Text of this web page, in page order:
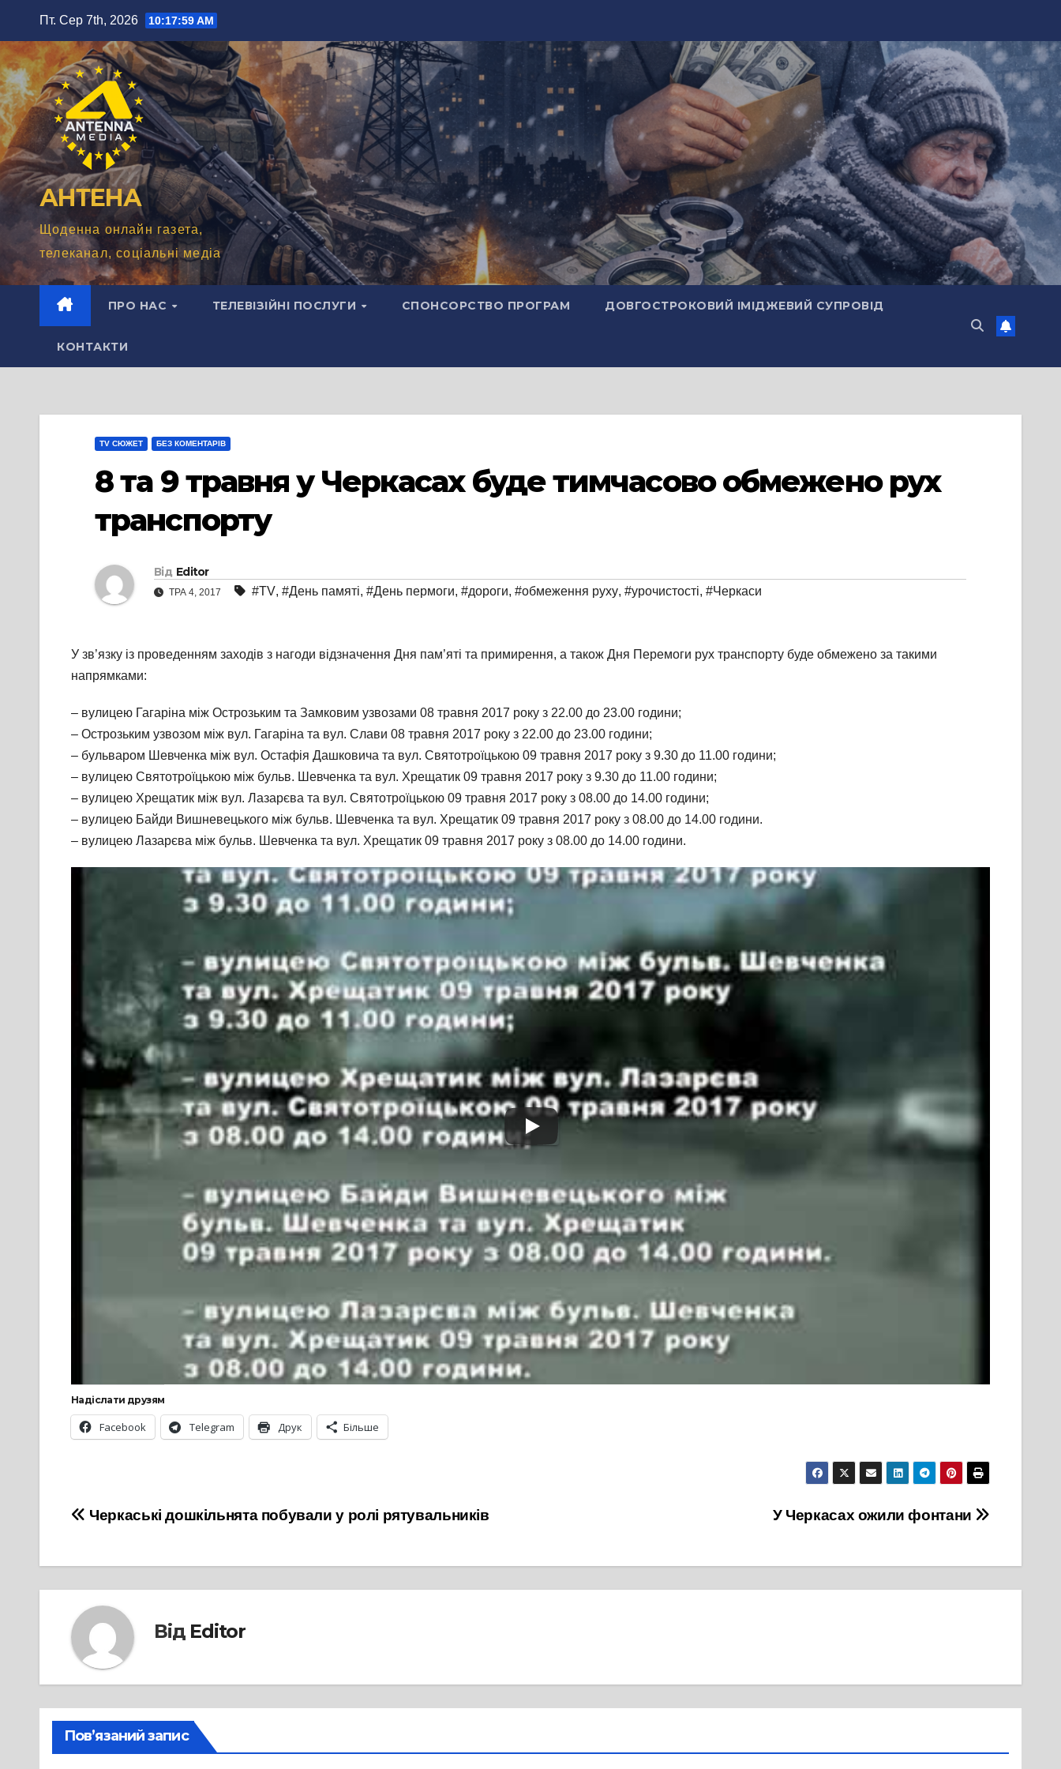
вмісту
Пт. Сер 7th, 2026 10:18:01 AM
АНТЕНА
Щоденна онлайн газета,
телеканал, соціальні медіа
ПРО НАС ТЕЛЕВІЗІЙНІ ПОСЛУГИ СПОНСОРСТВО ПРОГРАМ ДОВГОСТРОКОВИЙ ІМІДЖЕВИЙ СУПРОВІД
КОНТАКТИ
TV СЮЖЕТ БЕЗ КОМЕНТАРІВ
8 та 9 травня у Черкасах буде тимчасово обмежено рух
транспорту
Від Editor
ТРА 4, 2017 #TV, #День памяті, #День пермоги, #дороги, #обмеження руху, #урочистості, #Черкаси
У зв’язку із проведенням заходів з нагоди відзначення Дня пам’яті та примирення, а також Дня Перемоги рух транспорту буде обмежено за такими
напрямками:
– вулицею Гагаріна між Острозьким та Замковим узвозами 08 травня 2017 року з 22.00 до 23.00 години;
– Острозьким узвозом між вул. Гагаріна та вул. Слави 08 травня 2017 року з 22.00 до 23.00 години;
– бульваром Шевченка між вул. Остафія Дашковича та вул. Святотроїцькою 09 травня 2017 року з 9.30 до 11.00 години;
– вулицею Святотроїцькою між бульв. Шевченка та вул. Хрещатик 09 травня 2017 року з 9.30 до 11.00 години;
– вулицею Хрещатик між вул. Лазарєва та вул. Святотроїцькою 09 травня 2017 року з 08.00 до 14.00 години;
– вулицею Байди Вишневецького між бульв. Шевченка та вул. Хрещатик 09 травня 2017 року з 08.00 до 14.00 години.
– вулицею Лазарєва між бульв. Шевченка та вул. Хрещатик 09 травня 2017 року з 08.00 до 14.00 години.
Надіслати друзям
Facebook Telegram Друк Більше
Навігація
У Черкасах ожили фонтани
Черкаські дошкільнята побували у ролі рятувальників
Від Editor
Пов’язаний запис